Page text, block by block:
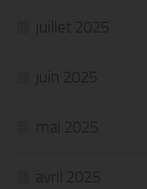
juillet 2025
juin 2025
mai 2025
avril 2025